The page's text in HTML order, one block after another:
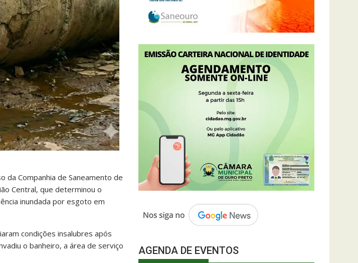
da Companhia de Saneamento de
Central, que determinou o
inundada por esgoto em
condições insalubres após
o banheiro, a área de serviço
AGENDA DE EVENTOS